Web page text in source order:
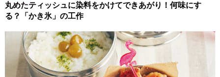
丸めたティッシュに染料をかけてできあがり！何味にす
る？「かき氷」の工作